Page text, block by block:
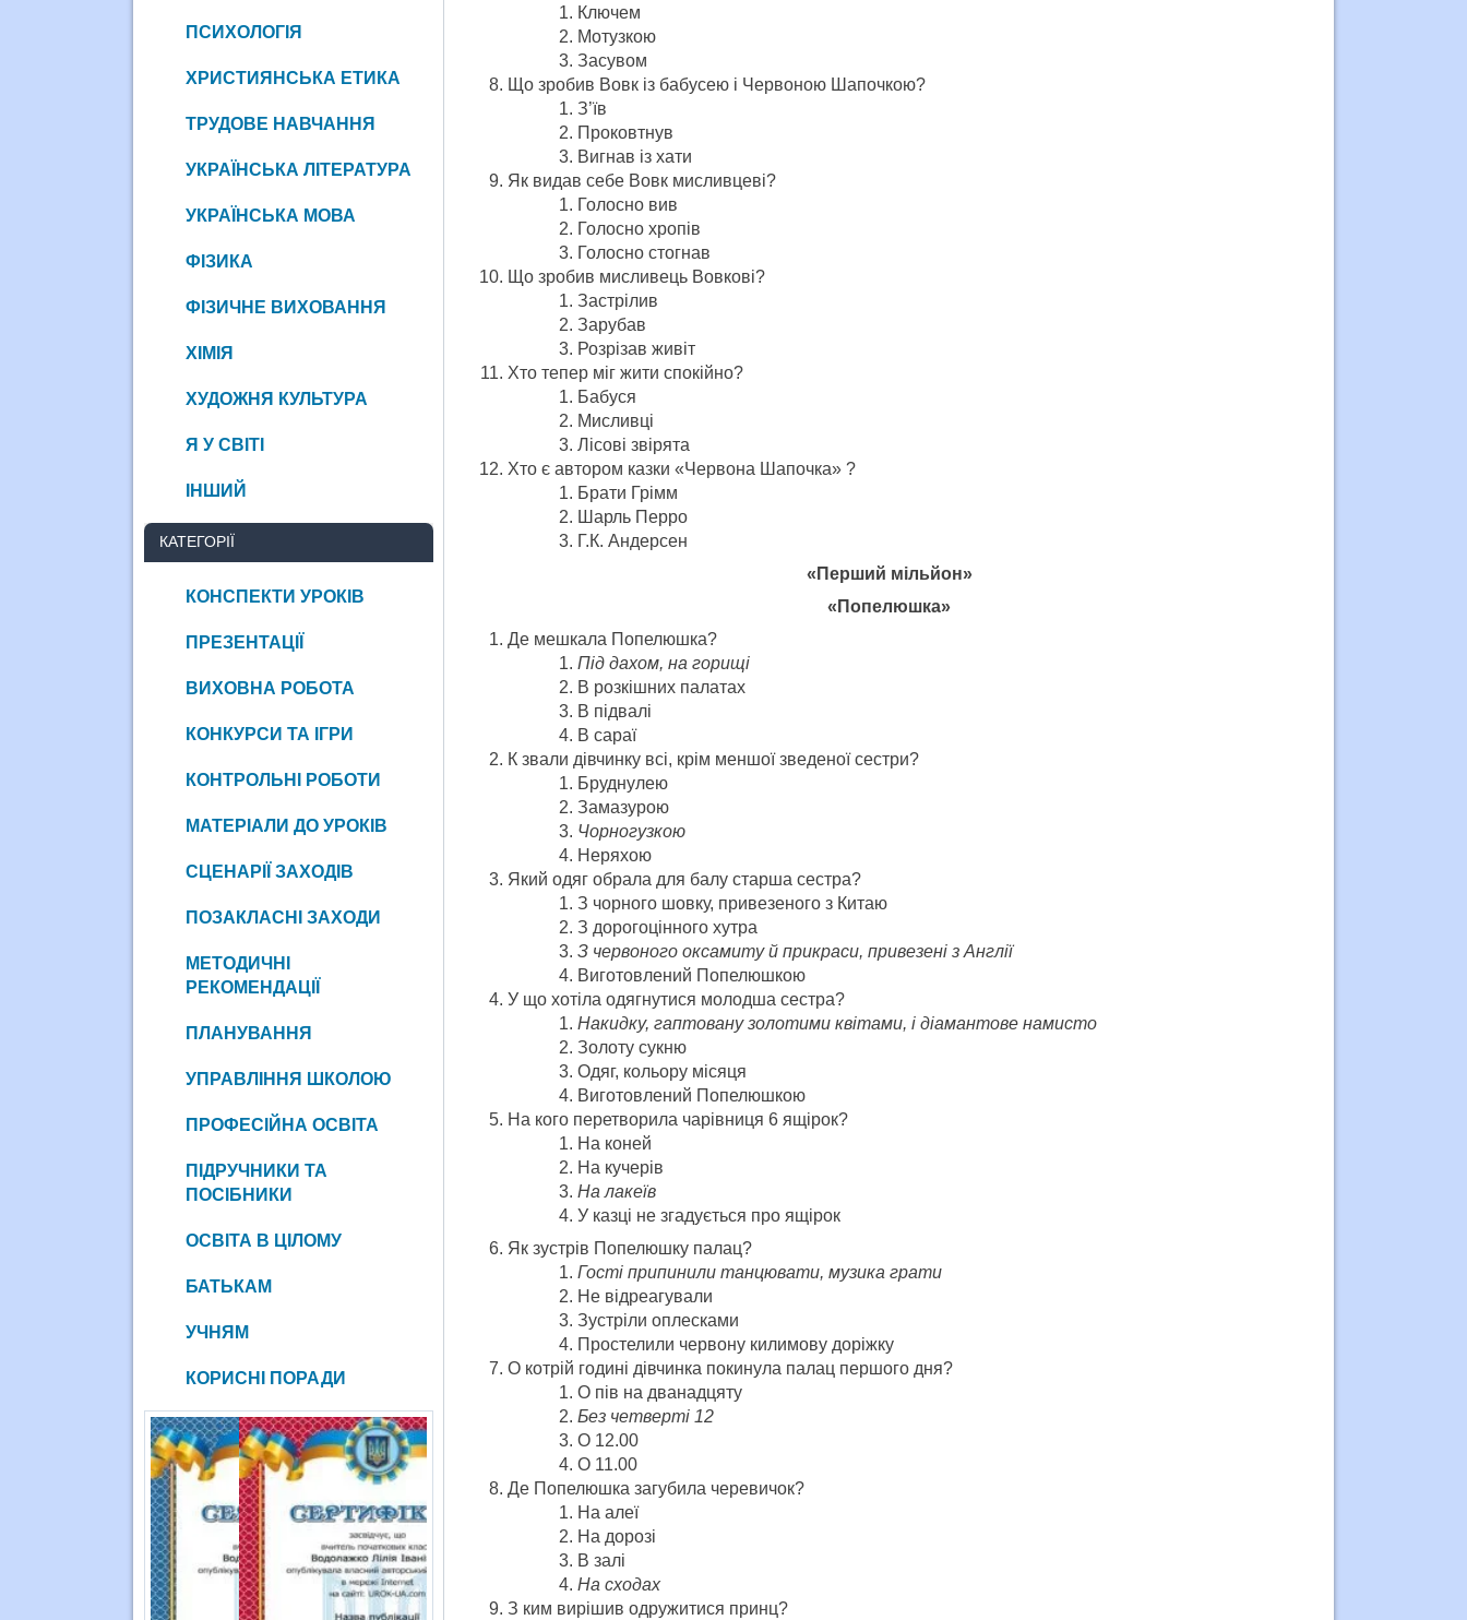
Ключем
Мотузкою
Засувом
Що зробив Вовк із бабусею і Червоною Шапочкою?
З’їв
Проковтнув
Вигнав із хати
Як видав себе Вовк мисливцеві?
Голосно вив
Голосно хропів
Голосно стогнав
Що зробив мисливець Вовкові?
Застрілив
Зарубав
Розрізав живіт
Хто тепер міг жити спокійно?
Бабуся
Мисливці
Лісові звірята
Хто є автором казки «Червона Шапочка» ?
Брати Грімм
Шарль Перро
Г.К. Андерсен
«Перший мільйон»
«Попелюшка»
Де мешкала Попелюшка?
Під дахом, на горищі
В розкішних палатах
В підвалі
В сараї
К звали дівчинку всі, крім меншої зведеної сестри?
Бруднулею
Замазурою
Чорногузкою
Неряхою
Який одяг обрала для балу старша сестра?
З чорного шовку, привезеного з Китаю
З дорогоцінного хутра
З червоного оксамиту й прикраси, привезені з Англії
Виготовлений Попелюшкою
У що хотіла одягнутися молодша сестра?
Накидку, гаптовану золотими квітами, і діамантове намисто
Золоту сукню
Одяг, кольору місяця
Виготовлений Попелюшкою
На кого перетворила чарівниця 6 ящірок?
На коней
На кучерів
На лакеїв
У казці не згадується про ящірок
Як зустрів Попелюшку палац?
Гості припинили танцювати, музика грати
Не відреагували
Зустріли оплесками
Простелили червону килимову доріжку
О котрій годині дівчинка покинула палац першого дня?
О пів на дванадцяту
Без четверті 12
О 12.00
О 11.00
Де Попелюшка загубила черевичок?
На алеї
На дорозі
В залі
На сходах
З ким вирішив одружитися принц?
ПСИХОЛОГІЯ
ХРИСТИЯНСЬКА ЕТИКА
ТРУДОВЕ НАВЧАННЯ
УКРАЇНСЬКА ЛІТЕРАТУРА
УКРАЇНСЬКА МОВА
ФІЗИКА
ФІЗИЧНЕ ВИХОВАННЯ
ХІМІЯ
ХУДОЖНЯ КУЛЬТУРА
Я У СВІТІ
ІНШИЙ
КАТЕГОРІЇ
КОНСПЕКТИ УРОКІВ
ПРЕЗЕНТАЦІЇ
ВИХОВНА РОБОТА
КОНКУРСИ ТА ІГРИ
КОНТРОЛЬНІ РОБОТИ
МАТЕРІАЛИ ДО УРОКІВ
СЦЕНАРІЇ ЗАХОДІВ
ПОЗАКЛАСНІ ЗАХОДИ
МЕТОДИЧНІ
РЕКОМЕНДАЦІЇ
ПЛАНУВАННЯ
УПРАВЛІННЯ ШКОЛОЮ
ПРОФЕСІЙНА ОСВІТА
ПІДРУЧНИКИ ТА
ПОСІБНИКИ
ОСВІТА В ЦІЛОМУ
БАТЬКАМ
УЧНЯМ
КОРИСНІ ПОРАДИ